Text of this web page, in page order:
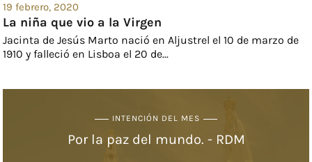
19 febrero, 2020
La niña que vio a la Virgen
Jacinta de Jesús Marto nació en Aljustrel el 10 de marzo de
1910 y falleció en Lisboa el 20 de...
INTENCIÓN DEL MES
Por la paz del mundo. - RDM